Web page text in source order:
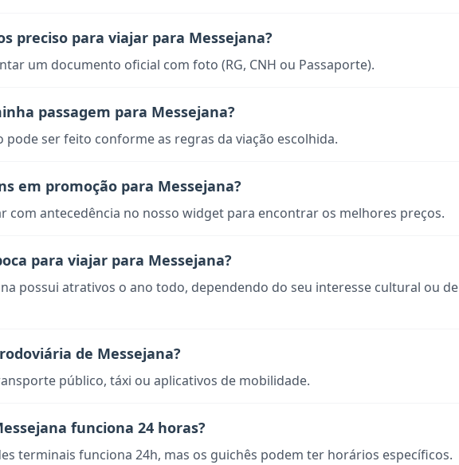
preciso para viajar para Messejana?
um documento oficial com foto (RG, CNH ou Passaporte).
passagem para Messejana?
pode ser feito conforme as regras da viação escolhida.
em promoção para Messejana?
com antecedência no nosso widget para encontrar os melhores preços.
para viajar para Messejana?
possui atrativos o ano todo, dependendo do seu interesse cultural ou de
de Messejana?
público, táxi ou aplicativos de mobilidade.
funciona 24 horas?
terminais funciona 24h, mas os guichês podem ter horários específicos.